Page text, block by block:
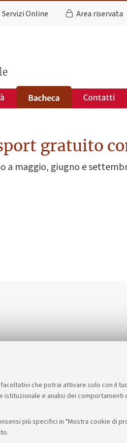
che potrai attivare solo con il
e analisi dei comportamenti
più specifici in "Mostra cookie di
Servizi Online Area riservata
Bacheca Contatti
gratuito
maggio, giugno e